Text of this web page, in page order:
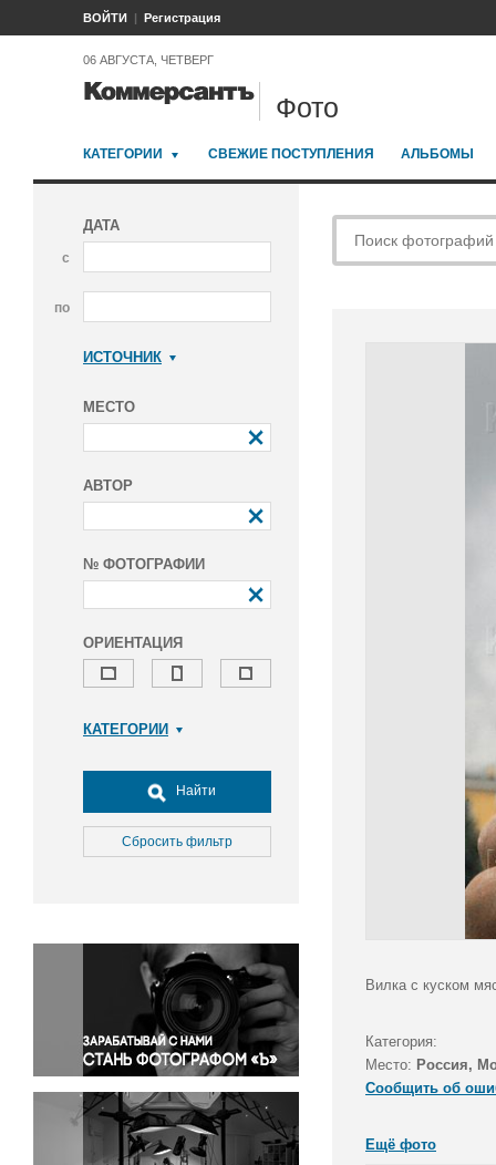
ВОЙТИ Регистрация
06 АВГУСТА, ЧЕТВЕРГ
Фото
КАТЕГОРИИ СВЕЖИЕ ПОСТУПЛЕНИЯ АЛЬБОМЫ
ДАТА
с
по
ИСТОЧНИК
МЕСТО
АВТОР
№ ФОТОГРАФИИ
ОРИЕНТАЦИЯ
КАТЕГОРИИ
Досуг, туризм и отдых
Культура
Медицина
Окружающая среда
Политика
Правосудие
Происшествия и конфликты
Религия
Светская жизнь
Спорт
Экология
Найти
Сбросить фильтр
Вилка с куском
Категория:
Место: Россия,
Сообщить об
Ещё фото